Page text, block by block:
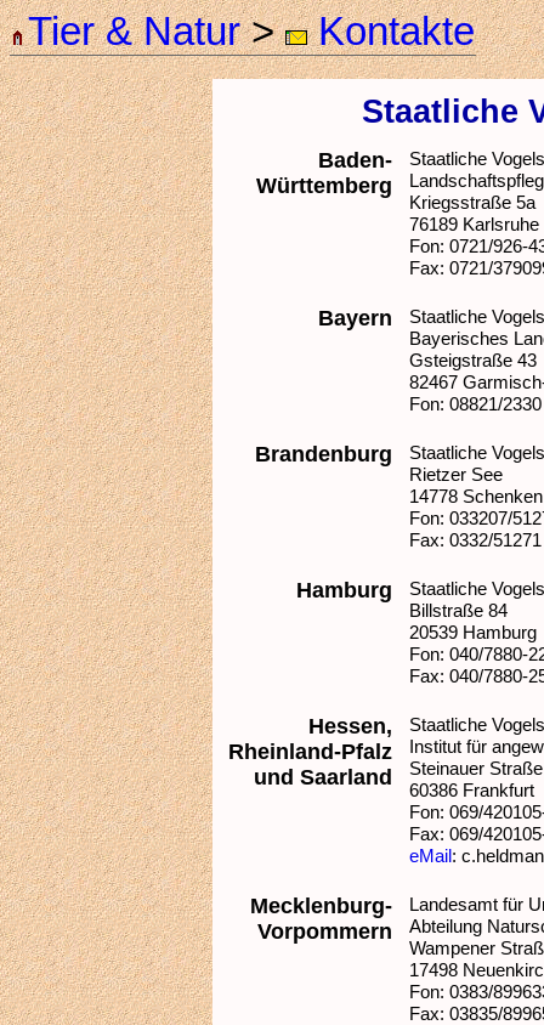
Tier & Natur> Kontakte
Staatliche
Baden-
Württemberg
Staatliche
Kriegsstraße 5a
76189 Karlsruhe
Fon: 0721/926-
Fax: 0721/
Bayern
Staatliche
Bayerisches
Gsteigstraße 43
82467
Fon: 08821/2330
Brandenburg
Staatliche
Rietzer See
14778
Fon: 033207/
Fax: 0332/51271
Hamburg
Staatliche
Billstraße 84
20539 Hamburg
Fon: 040/7880-
Fax: 040/7880-
Hessen,
Rheinland-Pfalz
und Saarland
Staatliche
Institut für
Steinauer
60386 Frankfurt
Fon: 069/
Fax: 069/
eMail:
Mecklenburg-
Vorpommern
Landesamt für
Abteilung
Wampener
17498
Fon: 0383/
Fax: 03835/